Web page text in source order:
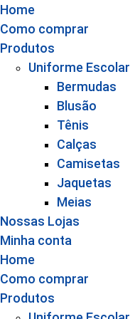
Home
Como comprar
Produtos
Uniforme Escolar
Bermudas
Blusão
Tênis
Calças
Camisetas
Jaquetas
Meias
Nossas Lojas
Minha conta
Home
Como comprar
Produtos